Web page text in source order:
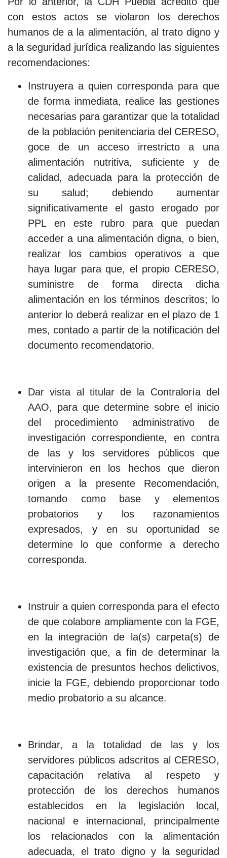
con estos actos se violaron los derechos
humanos de a la alimentación, al trato digno y
a la seguridad jurídica realizando las siguientes
recomendaciones:
Instruyera a quien corresponda para que
de forma inmediata, realice las gestiones
necesarias para garantizar que la totalidad
de la población penitenciaria del CERESO,
goce de un acceso irrestricto a una
alimentación nutritiva, suficiente y de
calidad, adecuada para la protección de
su salud; debiendo aumentar
significativamente el gasto erogado por
PPL en este rubro para que puedan
acceder a una alimentación digna, o bien,
realizar los cambios operativos a que
haya lugar para que, el propio CERESO,
suministre de forma directa dicha
alimentación en los términos descritos; lo
anterior lo deberá realizar en el plazo de 1
mes, contado a partir de la notificación del
documento recomendatorio.
Dar vista al titular de la Contraloría del
AAO, para que determine sobre el inicio
del procedimiento administrativo de
investigación correspondiente, en contra
de las y los servidores públicos que
intervinieron en los hechos que dieron
origen a la presente Recomendación,
tomando como base y elementos
probatorios y los razonamientos
expresados, y en su oportunidad se
determine lo que conforme a derecho
corresponda.
Instruir a quien corresponda para el efecto
de que colabore ampliamente con la FGE,
en la integración de la(s) carpeta(s) de
investigación que, a fin de determinar la
existencia de presuntos hechos delictivos,
inicie la FGE, debiendo proporcionar todo
medio probatorio a su alcance.
Brindar, a la totalidad de las y los
servidores públicos adscritos al CERESO,
capacitación relativa al respeto y
protección de los derechos humanos
establecidos en la legislación local,
nacional e internacional, principalmente
los relacionados con la alimentación
adecuada, el trato digno y la seguridad